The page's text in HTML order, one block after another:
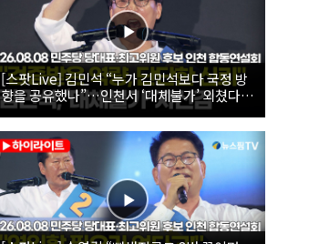
[스팟Live] 김민석 “누가 김민석보다 국정 방
향을 공유했나”…인천서 ‘대체불가’ 외쳤다 |
26.08.08 더불어민주당 당대표·최고위원 후
보 인천 합동연설회